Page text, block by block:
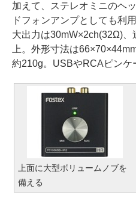
加えて、ステレオミニのヘ
ドフォンアンプとしても利
大出力は30mW×2ch(32Ω)
上。外形寸法は
約210g。USBやRCAピンケ
上面に大型ボリュームノブを
備える